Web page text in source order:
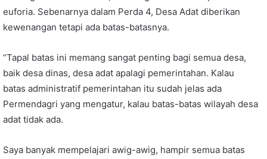
euforia. Sebenarnya dalam Perda 4, Desa Adat diberikan
kewenangan tetapi ada batas-batasnya.
“Tapal batas ini memang sangat penting bagi semua desa,
baik desa dinas, desa adat apalagi pemerintahan. Kalau
batas administratif pemerintahan itu sudah jelas ada
Permendagri yang mengatur, kalau batas-batas wilayah desa
adat tidak ada.
Saya banyak mempelajari awig-awig, hampir semua batas